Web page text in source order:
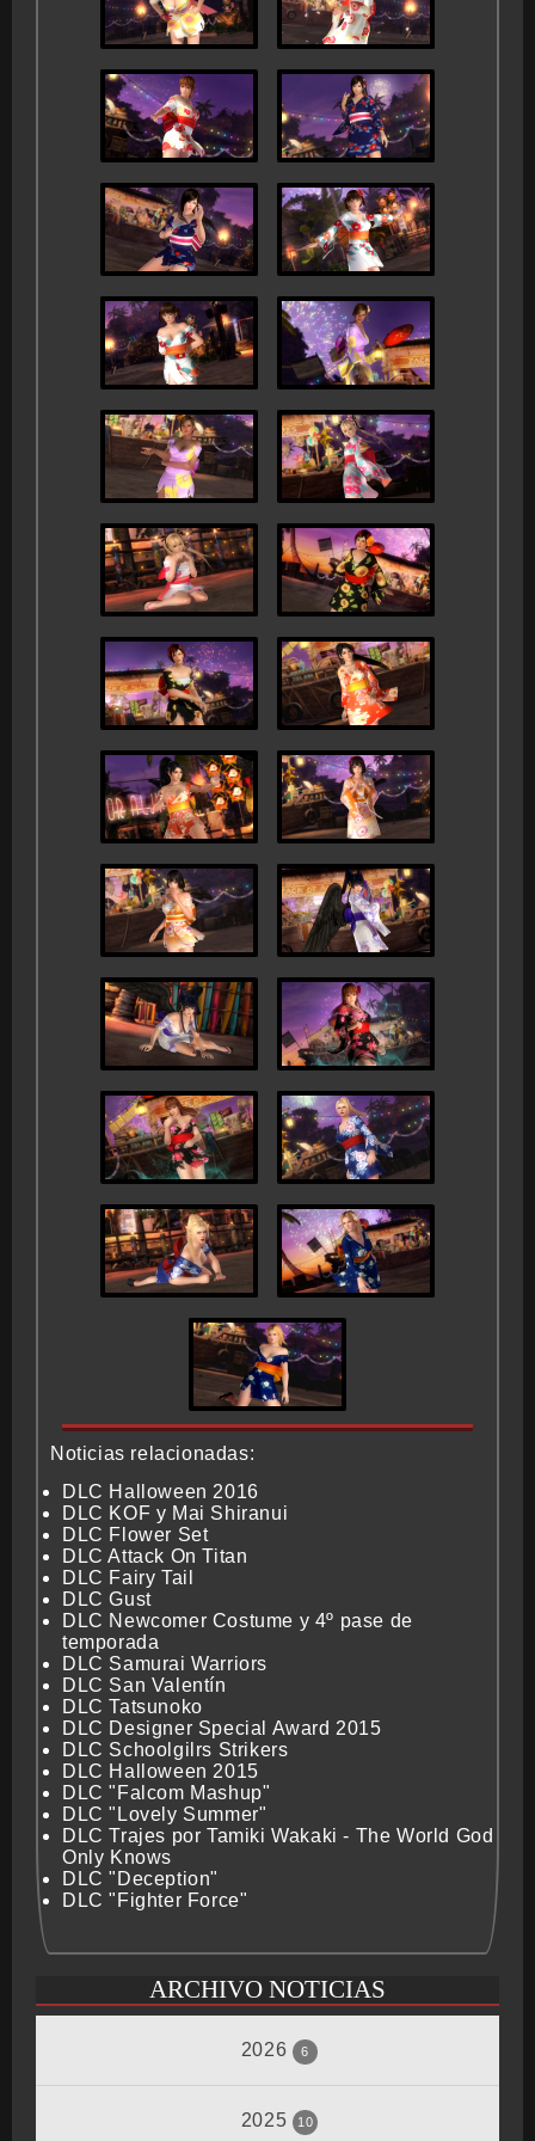
Noticias relacionadas:
DLC Halloween 2016
DLC KOF y Mai Shiranui
DLC Flower Set
DLC Attack On Titan
DLC Fairy Tail
DLC Gust
DLC Newcomer Costume y 4º pase de
temporada
DLC Samurai Warriors
DLC San Valentín
DLC Tatsunoko
DLC Designer Special Award 2015
DLC Schoolgilrs Strikers
DLC Halloween 2015
DLC "Falcom Mashup"
DLC "Lovely Summer"
DLC Trajes por Tamiki Wakaki - The World God
Only Knows
DLC "Deception"
DLC "Fighter Force"
ARCHIVO NOTICIAS
2026 6
Junio
2025 10